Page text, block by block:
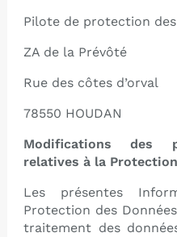
Pilote de protection
ZA de la Prévôté
Rue des côtes d’orval
78550 HOUDAN
Modifications des
relatives à la
Les présentes
Protection des
traitement des